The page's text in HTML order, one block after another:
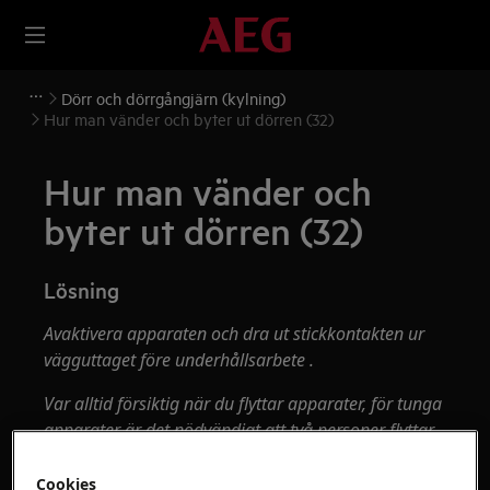
Dörr och dörrgångjärn (kylning)
Hur man vänder och byter ut dörren (32)
Hur man vänder och
byter ut dörren (32)
Lösning
Avaktivera apparaten och dra ut stickkontakten ur
vägguttagetföre underhållsarbete.
Var alltid försiktig när du flyttar apparater, för tunga
apparater är det nödvändigt att två personer flyttar
Cookies